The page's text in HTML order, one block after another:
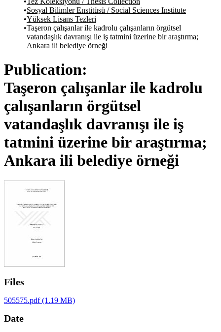
Sosyal Bilimler Enstitüsü / Social Sciences Institute
Yüksek Lisans Tezleri
Taşeron çalışanlar ile kadrolu çalışanların örgütsel
vatandaşlık davranışı ile iş tatmini üzerine bir araştırma;
Ankara ili belediye örneği
Publication:
Taşeron çalışanlar ile kadrolu
çalışanların örgütsel
vatandaşlık davranışı ile iş
tatmini üzerine bir araştırma;
Ankara ili belediye örneği
Files
505575.pdf(1.19 MB)
Date